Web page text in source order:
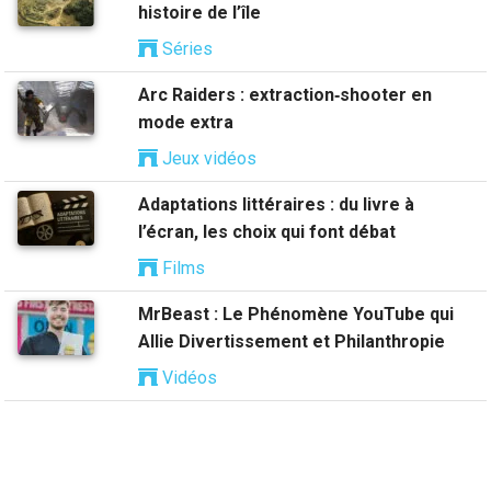
histoire de l’île
Séries
Arc Raiders : extraction‑shooter en
mode extra
Jeux vidéos
Adaptations littéraires : du livre à
l’écran, les choix qui font débat
Films
MrBeast : Le Phénomène YouTube qui
Allie Divertissement et Philanthropie
Vidéos